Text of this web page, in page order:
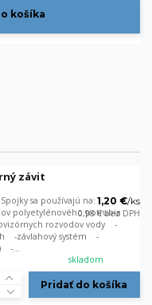
košíka
závit
sa používajú na: -
polyetylénového potrubia
rozvodov vody -
-závlahový systém -
-...
1,20 €/ks
0,98 €bez DPH
skladom
Pridať do košíka